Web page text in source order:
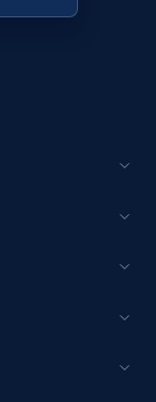
Initial
and